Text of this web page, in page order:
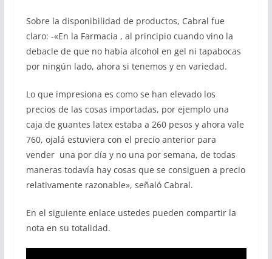
Sobre la disponibilidad de productos, Cabral fue
claro: -«En la Farmacia , al principio cuando vino la
debacle de que no había alcohol en gel ni tapabocas
por ningún lado, ahora si tenemos y en variedad.
Lo que impresiona es como se han elevado los
precios de las cosas importadas, por ejemplo una
caja de guantes latex estaba a 260 pesos y ahora vale
760, ojalá estuviera con el precio anterior para
vender una por día y no una por semana, de todas
maneras todavía hay cosas que se consiguen a precio
relativamente razonable», señaló Cabral.
En el siguiente enlace ustedes pueden compartir la
nota en su totalidad.